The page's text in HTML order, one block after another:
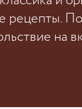
рецепты.
на